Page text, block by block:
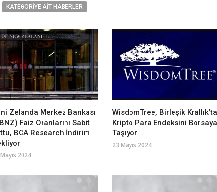
KATEGORIYE AIT HABERLER
Zelanda Merkez Bankası
Faiz Oranlarını Sabit
BCA Research İndirim
2024
WisdomTree, Birleşik Krallık’ta
Kripto Para Endeksini Borsaya
Taşıyor
23 Mayıs 2024